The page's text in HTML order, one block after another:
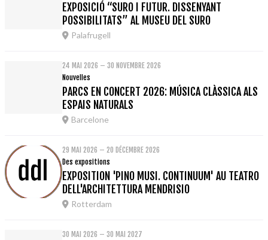
EXPOSICIÓ “SURO I FUTUR. DISSENYANT
POSSIBILITATS” AL MUSEU DEL SURO
Palafrugell
24 MAI 2026 – 30 NOVEMBRE 2026
Nouvelles
PARCS EN CONCERT 2026: MÚSICA CLÀSSICA ALS
ESPAIS NATURALS
Barcelone
29 MAI 2026 – 20 DÉCEMBRE 2026
Des expositions
EXPOSITION 'PINO MUSI. CONTINUUM' AU TEATRO
DELL'ARCHITETTURA MENDRISIO
Rotterdam
30 MAI 2026 – 30 MAI 2027